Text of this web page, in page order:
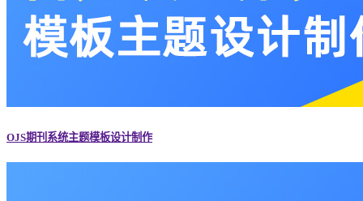
OJS期刊系统主题模板设计制作